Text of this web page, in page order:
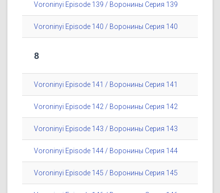
Voroninyi Episode 139 / Воронины Серия 139
Voroninyi Episode 140 / Воронины Серия 140
8
Voroninyi Episode 141 / Воронины Серия 141
Voroninyi Episode 142 / Воронины Серия 142
Voroninyi Episode 143 / Воронины Серия 143
Voroninyi Episode 144 / Воронины Серия 144
Voroninyi Episode 145 / Воронины Серия 145